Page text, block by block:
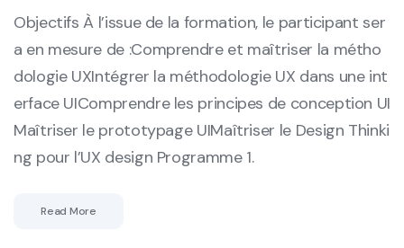
Objectifs À l’issue de la formation, le participant ser
a en mesure de :Comprendre et maîtriser la métho
dologie UXIntégrer la méthodologie UX dans une int
erface UIComprendre les principes de conception UI
Maîtriser le prototypage UIMaîtriser le Design Thinki
ng pour l’UX design Programme 1.
Read More